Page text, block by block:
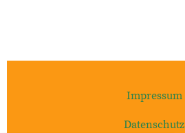
Impressum
Datenschutz